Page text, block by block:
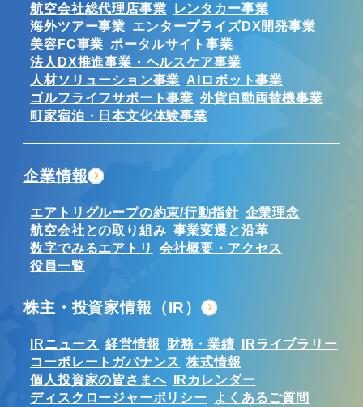
航空会社総代理店事業
レンタカー事業
海外ツアー事業 エンタープライズDX開発事業
美容FC事業 ポータルサイト事業
法人DX推進事業・ヘルスケア事業
人材ソリューション事業 AIロボット事業
ゴルフライフサポート事業 外貨自動両替機事業
町家宿泊・日本文化体験事業
企業情報
エアトリグループの約束/行動指針 企業理念
航空会社との取り組み 事業変遷と沿革
数字でみるエアトリ
会社概要・アクセス
役員一覧
株主・投資家情報（IR）
IRニュース 経営情報 財務・業績
IRライブラリー
コーポレートガバナンス 株式情報
個人投資家の皆さまへ
IRカレンダー
ディスクロージャーポリシー
よくあるご質問